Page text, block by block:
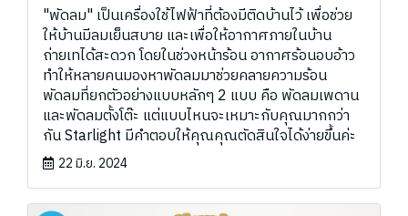
"พัดลม" เป็นเครื่องใช้ไฟฟ้าที่ต้องมีติดบ้านไว้ เพื่อช่วย
ให้บ้านมีลมเย็นสบาย และเพื่อให้อากาศภายในบ้าน
ถ่ายเทได้สะดวก โดยในช่วงหน้าร้อน อากาศร้อนอบอ้าว
ทำให้หลายคนมองหาพัดลมมาช่วยคลายความร้อน
พัดลมที่ยกตัวอย่างแบบหลักๆ 2 แบบ คือ พัดลมเพดาน
และพัดลมตั้งโต๊ะ แต่แบบไหนจะเหมาะกับคุณมากกว่า
กัน Starlight มีคำตอบให้คุณคุณตัดสินใจได้ง่ายขึ้นค่ะ
22 มิ.ย. 2024